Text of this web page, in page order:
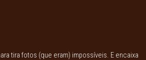
tira fotos (que eram) impossíveis. E encaixa